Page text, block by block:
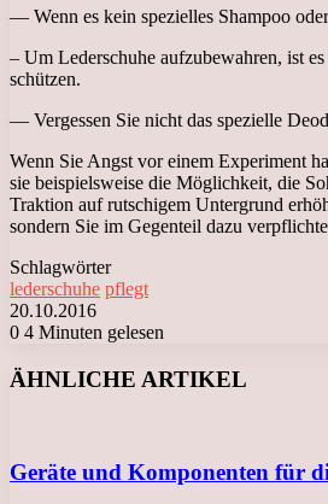
— Wenn es kein spezielles Shampoo
– Um Lederschuhe aufzubewahren, ist
schützen.
— Vergessen Sie nicht das spezielle
Wenn Sie Angst vor einem Experiment
sie beispielsweise die Möglichkeit, die
Traktion auf rutschigem Untergrund
sondern Sie im Gegenteil dazu
Schlagwörter
lederschuhe pflegt
20.10.2016
0 4 Minuten gelesen
ÄHNLICHE ARTIKEL
Geräte und Komponenten für